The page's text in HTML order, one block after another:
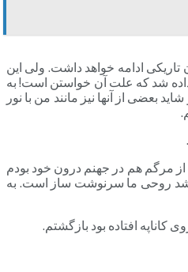
تاریکی ادامه خواهد داشت. ولی این
داده شد که علت آن خواستن است! به
بعضی از آنها نیز مانند من با نور
مرگم هم در جهنم درون خود بودم
رشد روحی ما سرنوشت ساز است. به
کاناپه افتاده بود بازگشتم.